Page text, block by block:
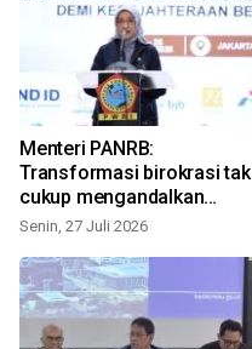
Menteri PANRB:
Transformasi birokrasi tak
cukup mengandalkan
teknologi
Senin, 27 Juli 2026